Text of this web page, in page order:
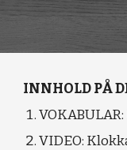
INNHOLD PÅ
VIDEO: